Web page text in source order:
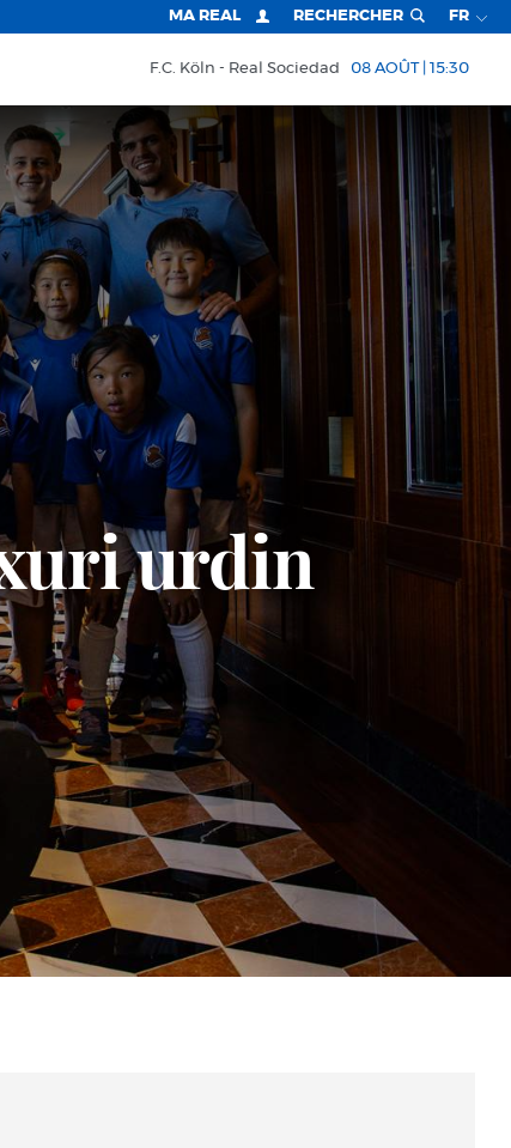
MA REAL RECHERCHER FR
F.C. Köln Real Sociedad 08 AOÛT | 15:30
urdin